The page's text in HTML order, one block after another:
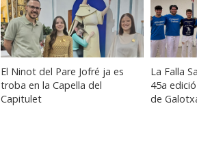
El Ninot del Pare Jofré ja es
troba en la Capella del
Capitulet
La Falla
45a
de